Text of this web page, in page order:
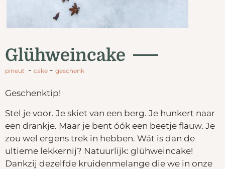
Glühweincake
pineut - cake - geschenk
Geschenktip!
Stel je voor. Je skiet van een berg. Je hunkert naar
een drankje. Maar je bent óók een beetje flauw. Je
zou wel ergens trek in hebben. Wát is dan de
ultieme lekkernij? Natuurlijk: glühweincake!
Dankzij dezelfde kruidenmelange die we in onze